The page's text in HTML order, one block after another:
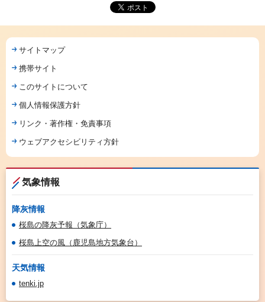
サイトマップ
携帯サイト
このサイトについて
個人情報保護方針
リンク・著作権・免責事項
ウェブアクセシビリティ方針
気象情報
降灰情報
桜島の降灰予報（気象庁）
桜島上空の風（鹿児島地方気象台）
天気情報
tenki.jp